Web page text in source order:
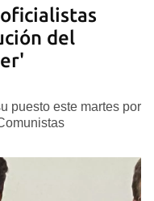
del
puesto este martes por